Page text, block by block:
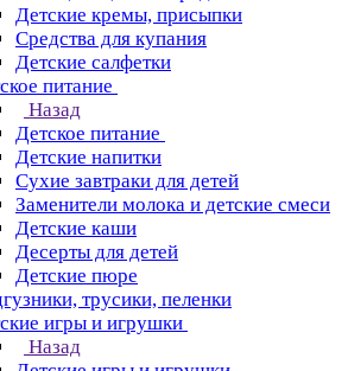
Детские кремы, присыпки
Средства для купания
Детские салфетки
питание
Назад
Детское питание
Детские напитки
Сухие завтраки для детей
Заменители молока и детские смеси
Детские каши
Десерты для детей
Детские пюре
трусики, пеленки
игры и игрушки
Назад